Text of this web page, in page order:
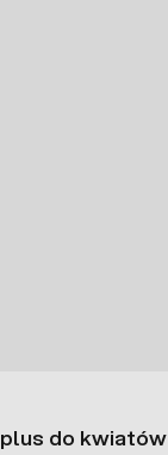
do kwiatów